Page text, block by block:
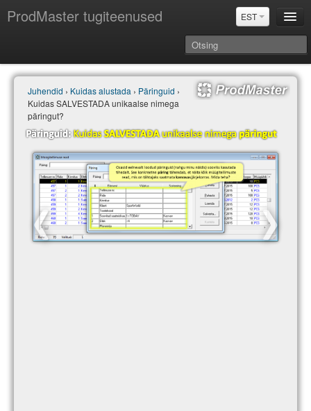
ProdMaster tugiteenused EST
Juhendid
Versiooniuuendused
Power BI & Merit Aktiva (EST)
Juhendid › Kuidas alustada › Päringuid ›
Kuidas SALVESTADA unikaalse nimega
päringut?